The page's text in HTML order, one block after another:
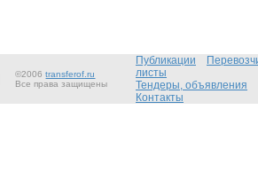
©2006transferof.ru
Все права защищены
Публикации
листы
Тендеры, объявления
Контакты